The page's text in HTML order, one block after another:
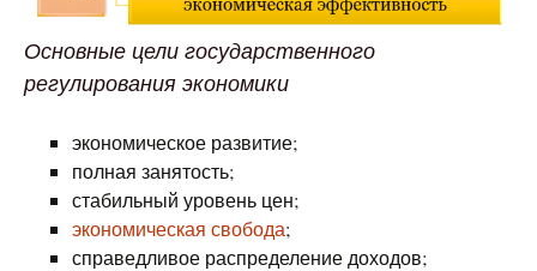
Основные цели государственного
регулирования экономики
экономическое развитие;
полная занятость;
стабильный уровень цен;
экономическая свобода;
справедливое распределение доходов;